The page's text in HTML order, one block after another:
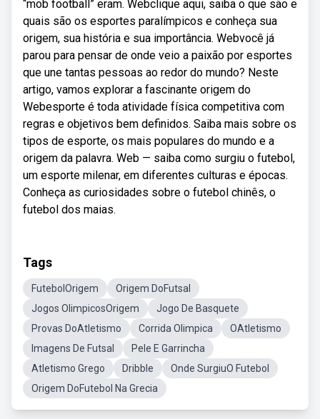
“mob football” eram. Webclique aqui, saiba o que são e
quais são os esportes paralímpicos e conheça sua
origem, sua história e sua importância. Webvocê já
parou para pensar de onde veio a paixão por esportes
que une tantas pessoas ao redor do mundo? Neste
artigo, vamos explorar a fascinante origem do
Webesporte é toda atividade física competitiva com
regras e objetivos bem definidos. Saiba mais sobre os
tipos de esporte, os mais populares do mundo e a
origem da palavra. Web — saiba como surgiu o futebol,
um esporte milenar, em diferentes culturas e épocas.
Conheça as curiosidades sobre o futebol chinês, o
futebol dos maias.
Tags
FutebolOrigem
Origem DoFutsal
Jogos OlimpicosOrigem
Jogo De Basquete
Provas DoAtletismo
Corrida Olimpica
OAtletismo
Imagens De Futsal
Pele E Garrincha
Atletismo Grego
Dribble
Onde SurgiuO Futebol
Origem DoFutebol Na Grecia